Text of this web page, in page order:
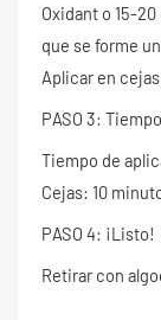
Oxidant o 15-
que se forme
Aplicar en
PASO 3:
Tiempo de
Cejas: 10
PASO 4: ¡Listo!
Retirar con